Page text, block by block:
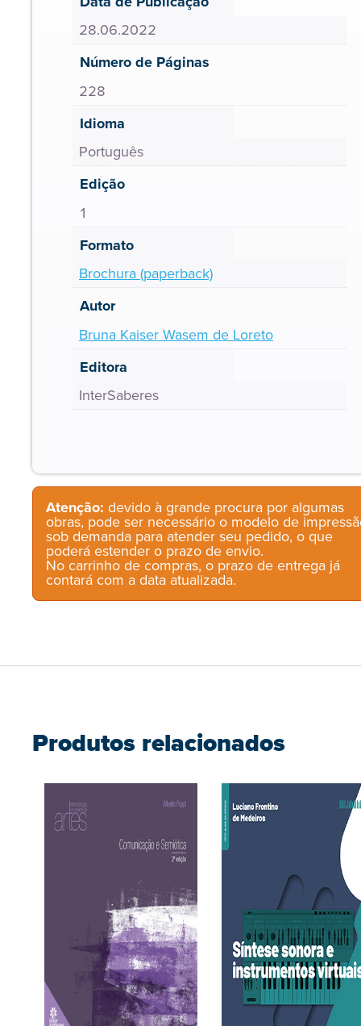
28.06.2022
Número de Páginas
228
Idioma
Português
Edição
1
Formato
Brochura (paperback)
Autor
Bruna Kaiser Wasem de Loreto
Editora
InterSaberes
Atenção: devido à grande procura por algumas
obras, pode ser necessário o modelo de
sob demanda para atender seu pedido, o que
poderá estender o prazo de envio.
No carrinho de compras, o prazo de entrega já
contará com a data atualizada.
Produtos relacionados